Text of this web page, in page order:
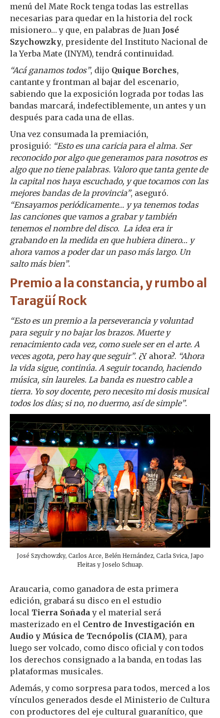
menú del Mate Rock tenga todas las estrellas
necesarias para quedar en la historia del rock
misionero… y que, en palabras de Juan José
Szychowzky, presidente del Instituto Nacional de
la Yerba Mate (INYM), tendrá continuidad.
“Acá ganamos todos”, dijo Quique Borches,
cantante y frontman al bajar del escenario,
sabiendo que la exposición lograda por todas las
bandas marcará, indefectiblemente, un antes y un
después para cada una de ellas.
Una vez consumada la premiación,
prosiguió: “Esto es una caricia para el alma. Ser
reconocido por algo que generamos para nosotros es
algo que no tiene palabras. Valoro que tanta gente de
la capital nos haya escuchado, y que tocamos con las
mejores bandas de la provincia”, aseguró.
“Ensayamos periódicamente… y ya tenemos todas
las canciones que vamos a grabar y también
tenemos el nombre del disco. La idea era ir
grabando en la medida en que hubiera dinero… y
ahora vamos a poder dar un paso más largo. Un
salto más bien”.
Premio a la constancia, y rumbo al
Taragüí Rock
“Esto es un premio a la perseverancia y voluntad
para seguir y no bajar los brazos. Muerte y
renacimiento cada vez, como suele ser en el arte. A
veces agota, pero hay que seguir”. ¿Y ahora?. “Ahora
la vida sigue, continúa. A seguir tocando, haciendo
música, sin laureles. La banda es nuestro cable a
tierra. Yo soy docente, pero necesito mi dosis musical
todos los días; si no, no duermo, así de simple”.
José Szychowzky, Carlos Arce, Belén Hernández, Carla Svica, Japo
Fleitas y Joselo Schuap.
Araucaria, como ganadora de esta primera
edición, grabará su disco en el estudio
local Tierra Soñaday el material será
masterizado en el Centro de Investigación en
Audio y Música de Tecnópolis (CIAM), para
luego ser volcado, como disco oficial y con todos
los derechos consignado a la banda, en todas las
plataformas musicales.
Además, y como sorpresa para todos, merced a los
vínculos generados desde el Ministerio de Cultura
con productores del eje cultural guaranítico, que